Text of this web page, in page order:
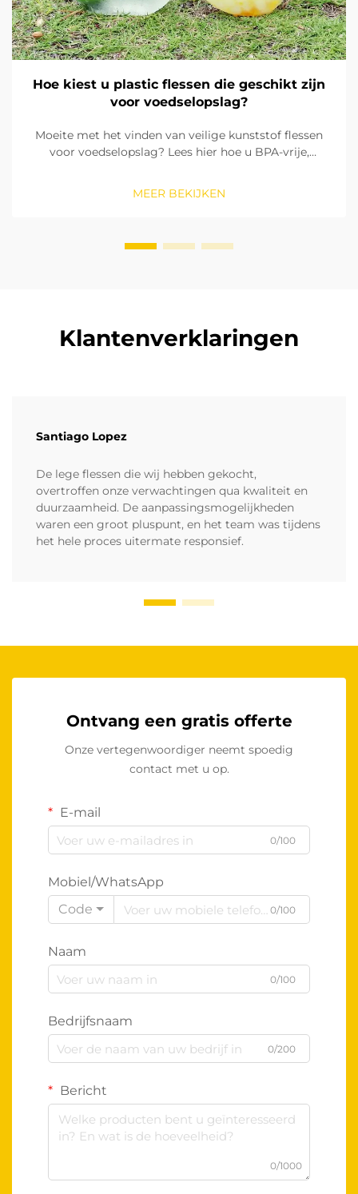
Hoe kiest u plastic flessen die geschikt zijn
voor voedselopslag?
Moeite met het vinden van veilige kunststof flessen
voor voedselopslag? Lees hier hoe u BPA-vrije,
naleving van FDA- en EU-normen. Lees nu.
MEER BEKIJKEN
Klantenverklaringen
Santiago Lopez
De lege flessen die wij hebben gekocht,
overtroffen onze verwachtingen qua kwaliteit en
duurzaamheid. De aanpassingsmogelijkheden
waren een groot pluspunt, en het team was tijdens
het hele proces uitermate responsief.
Ontvang een gratis offerte
Onze vertegenwoordiger neemt spoedig
contact met u op.
E-mail
0/100
Mobiel/WhatsApp
Code
0/100
Naam
0/100
Bedrijfsnaam
0/200
Bericht
0/1000